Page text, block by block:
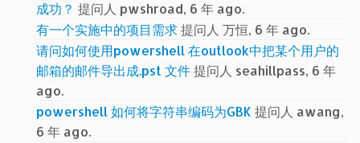
成功？ 提问人 pwshroad, 6 年 ago.
有一个实施中的项目需求提问人 万恒, 6 年 ago.
请问如何使用powershell 在outlook中把某个用户的
邮箱的邮件导出成.pst 文件提问人 seahillpass, 6 年
ago.
powershell 如何将字符串编码为GBK 提问人 awang,
6 年 ago.